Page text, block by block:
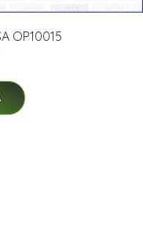
OP10015